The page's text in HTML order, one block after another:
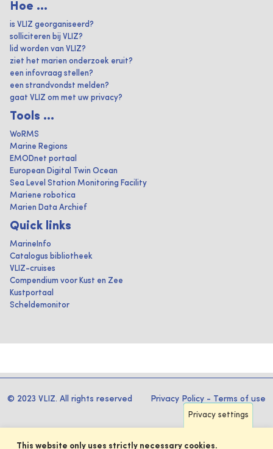
Hoe ...
is VLIZ georganiseerd?
solliciteren bij VLIZ?
lid worden van VLIZ?
ziet het marien onderzoek eruit?
een infovraag stellen?
een strandvondst melden?
gaat VLIZ om met uw privacy?
Tools ...
WoRMS
Marine Regions
EMODnet portaal
European Digital Twin Ocean
Sea Level Station Monitoring Facility
Mariene robotica
Marien Data Archief
Quick links
MarineInfo
Catalogus bibliotheek
VLIZ-cruises
Compendium voor Kust en Zee
Kustportaal
Scheldemonitor
© 2023 VLIZ. All rights reserved Privacy Policy - Terms of use
Privacy settings
This website only uses strictly necessary cookies.